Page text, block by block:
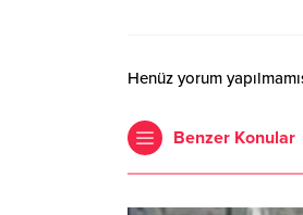
Henüz yorum
Benzer Konular